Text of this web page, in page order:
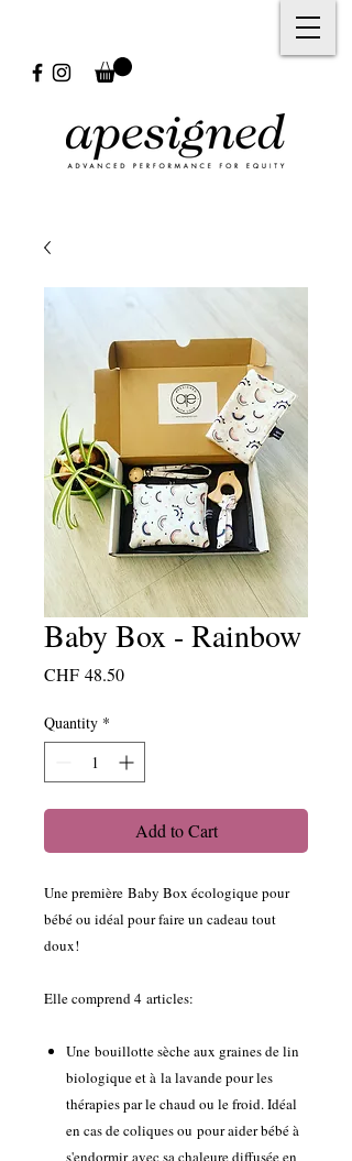
Baby Box - Rainbow
CHF 48.50Price
Quantity *
Add to Cart
Une première Baby Box écologique pour
bébé ou idéal pour faire un cadeau tout
doux!
Elle comprend 4 articles:
Une bouillotte sèche aux graines de lin
biologique et à la lavande pour les
thérapies par le chaud ou le froid. Idéal
en cas de coliques ou pour aider bébé à
s'endormir avec sa chaleure diffusée en